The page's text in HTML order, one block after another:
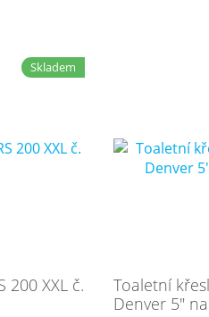
Skladem
200 XXL č.
Toaletní
Denver 5"